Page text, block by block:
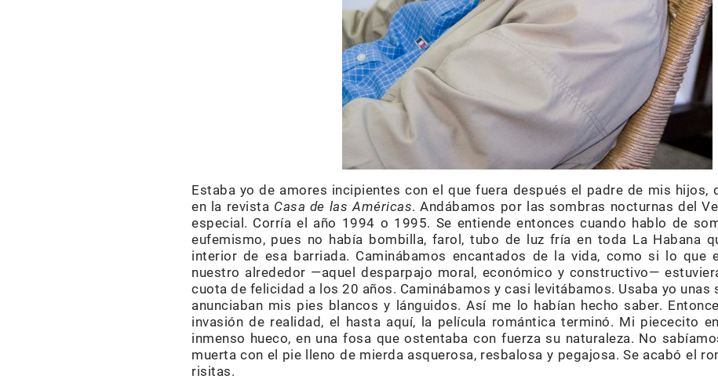
Estaba yo de amores incipientes con el que fuera después el padre de mis hijos,
en la revista Casa de las Américas. Andábamos por las sombras nocturnas del
especial. Corría el año 1994 o 1995. Se entiende entonces cuando hablo de
eufemismo, pues no había bombilla, farol, tubo de luz fría en toda La Habana
interior de esa barriada. Caminábamos encantados de la vida, como si lo que
nuestro alrededor —aquel desparpajo moral, económico y constructivo—
cuota de felicidad a los 20 años. Caminábamos y casi levitábamos. Usaba yo unas
anunciaban mis pies blancos y lánguidos. Así me lo habían hecho saber.
invasión de realidad, el hasta aquí, la película romántica terminó. Mi piececito
inmenso hueco, en una fosa que ostentaba con fuerza su naturaleza. No
muerta con el pie lleno de mierda asquerosa, resbalosa y pegajosa. Se acabó el
risitas.